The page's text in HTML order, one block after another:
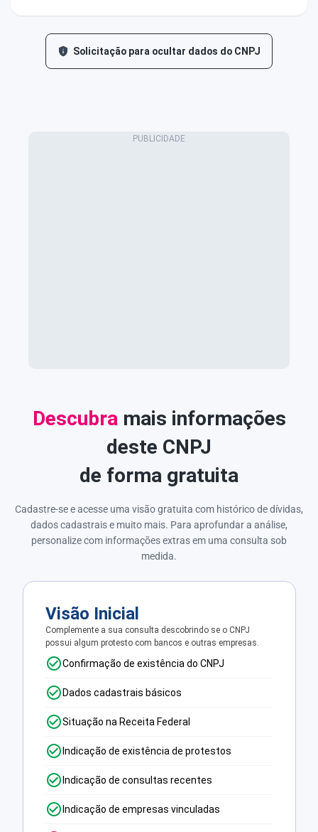
Solicitação para ocultar dados do CNPJ
Descubra mais informações
deste CNPJ
de forma gratuita
Cadastre-se e acesse uma visão gratuita com histórico de dívidas,
dados cadastrais e muito mais. Para aprofundar a análise,
personalize com informações extras em uma consulta sob
medida.
Visão Inicial
Complemente a sua consulta descobrindo se o CNPJ
possui algum protesto com bancos e outras empresas.
Confirmação de existência do CNPJ
Dados cadastrais básicos
Situação na Receita Federal
Indicação de existência de protestos
Indicação de consultas recentes
Indicação de empresas vinculadas